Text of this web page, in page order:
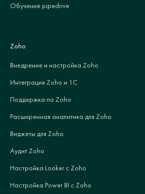
Обучение pipedrive
Zoho
Внедрение и настройка Zoho
Интеграция Zoho и 1С
Поддержка по Zoho
Расширенная аналитика для Zoho
Виджеты для Zoho
Аудит Zoho
Настройка Looker с Zoho
Настройка Power BI с Zoho